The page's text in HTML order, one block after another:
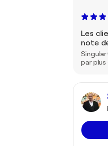
Les
note
par plus